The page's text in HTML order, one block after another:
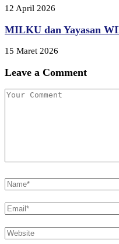
12 April 2026
MILKU dan Yayasan
15 Maret 2026
Leave a Comment